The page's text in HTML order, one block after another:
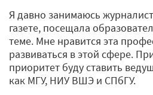
Я давно занимаюсь
газете, посещала
теме. Мне нравится эта
развиваться в этой сфере.
приоритет буду ставить
как МГУ, НИУ ВШЭ и СПбГУ.